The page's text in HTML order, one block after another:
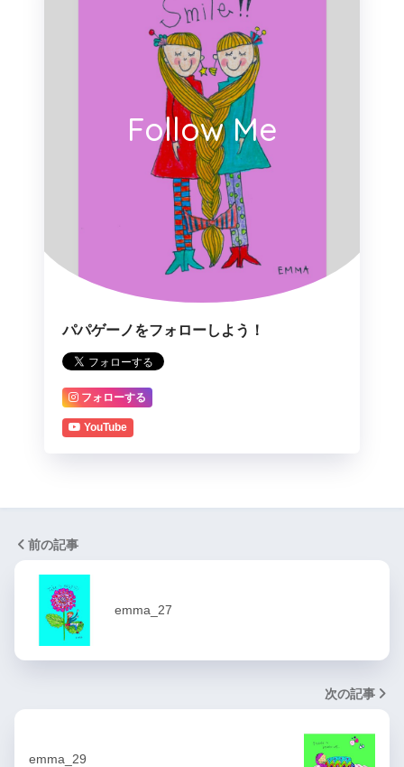
Follow Me
パパゲーノをフォローしよう！
フォローする
YouTube
前の記事
emma_27
次の記事
emma_29